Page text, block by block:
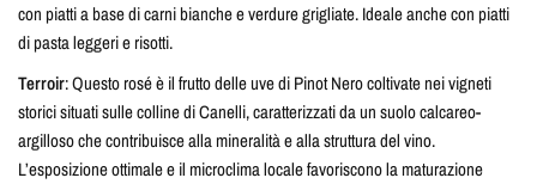
con piatti a base di carni bianche e verdure grigliate. Ideale anche con piatti
di pasta leggeri e risotti.
Terroir: Questo rosé è il frutto delle uve di Pinot Nero coltivate nei vigneti
storici situati sulle colline di Canelli, caratterizzati da un suolo calcareo-
argilloso che contribuisce alla mineralità e alla struttura del vino.
L’esposizione ottimale e il microclima locale favoriscono la maturazione